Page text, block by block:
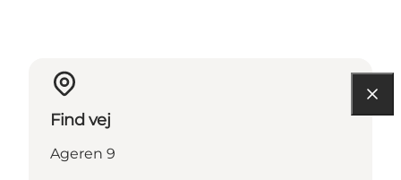
Find vej
Ageren 9